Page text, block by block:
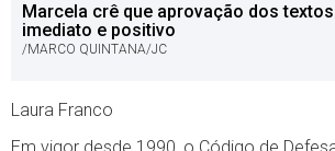
Marcela crê que aprovação dos
imediato e positivo
/MARCO QUINTANA/JC
Laura Franco